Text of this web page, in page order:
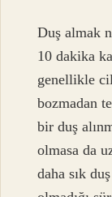
Duş almak
10 dakika
genellikle
bozmadan
bir duş
olmasa da
daha sık